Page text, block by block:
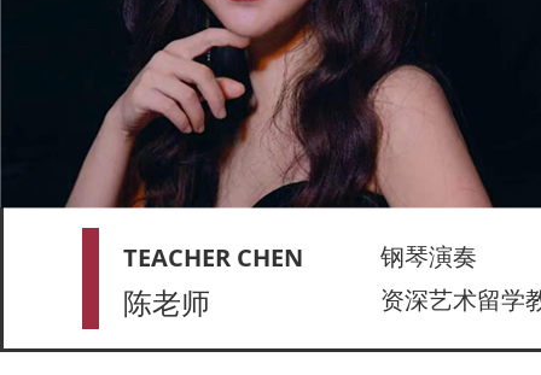
TEACHER CHEN
陈老师
钢琴演奏
资深艺术留学